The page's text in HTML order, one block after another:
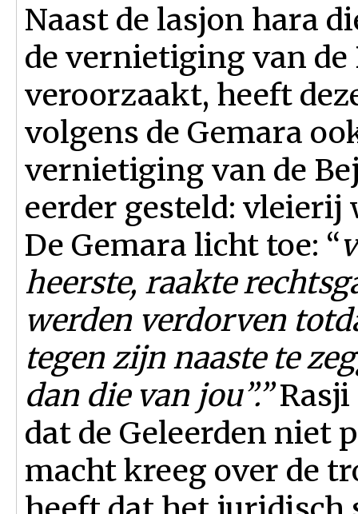
Naast de lasjon hara
de vernietiging van
veroorzaakt, heeft
volgens de Gemara
vernietiging van de
eerder gesteld:
De Gemara licht toe: “
heerste, raakte
werden verdorven
tegen zijn naaste te
dan die van jou”.”
dat de Geleerden niet
macht kreeg over de